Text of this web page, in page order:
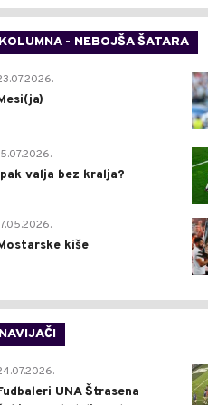
KOLUMNA - NEBOJŠA ŠATARA
valja bez kralja?
kiše
NAVIJAČI
UNA Štrasena